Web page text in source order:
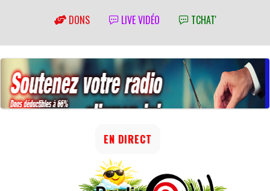
DONS LIVE VIDÉO TCHAT'
EN DIRECT